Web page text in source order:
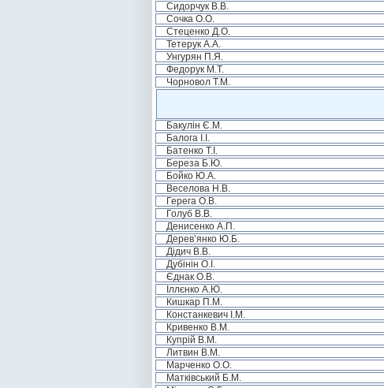
Сидорчук В.В.
Сочка О.О.
Стеценко Д.О.
Тетерук А.А.
Унгурян П.Я.
Федорук М.Т.
Чорновол Т.М.
Бакулін Є.М.
Балога І.І.
Батенко Т.І.
Береза Б.Ю.
Бойко Ю.А.
Веселова Н.В.
Герега О.В.
Голуб В.В.
Денисенко А.П.
Дерев’янко Ю.Б.
Дідич В.В.
Дубінін О.І.
Єднак О.В.
Іллєнко А.Ю.
Кишкар П.М.
Констанкевич І.М.
Кривенко В.М.
Купрій В.М.
Литвин В.М.
Марченко О.О.
Матківський Б.М.